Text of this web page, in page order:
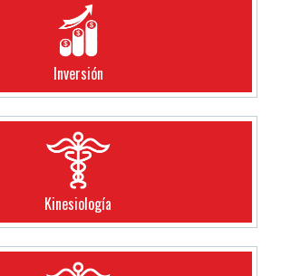
Inversión
Kinesiología